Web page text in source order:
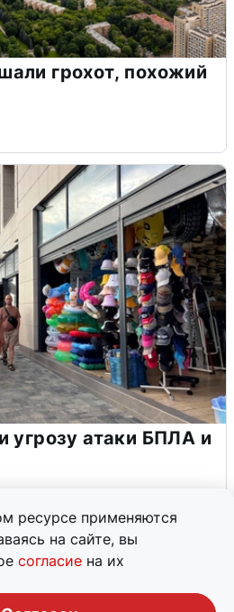
ресурсе применяются
на сайте, вы
согласие на их
грохот, похожий
угрозу атаки БПЛА и